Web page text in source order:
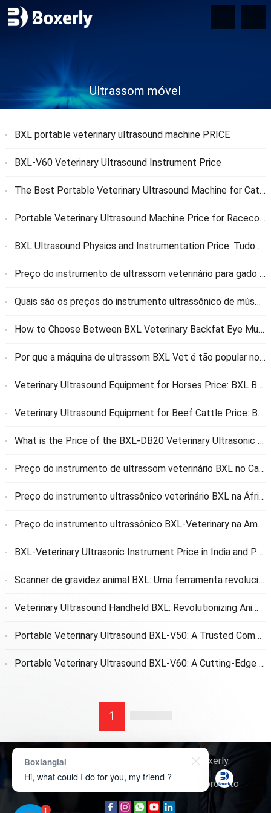
Ultrassom móvel
BXL portable veterinary ultrasound machine PRICE
BXL-V60 Veterinary Ultrasound Instrument Price
The Best Portable Veterinary Ultrasound Machine for Cattle BXL-V60
Portable Veterinary Ultrasound Machine Price for Racecourse
BXL Ultrasound Physics and Instrumentation Price: Tudo o que você precisa saber
Preço do instrumento de ultrassom veterinário para gado de corte BXL nos Estados Unidos: Guia Completo
Quais são os preços do instrumento ultrassônico de músculo ocular de gordura lombar veterinária BXL e instrumento veterinário de coleta de ovos vivos?
How to Choose Between BXL Veterinary Backfat Eye Muscle Ultrasonic Instrument and Veterinary Live Egg Collection Instrument
Por que a máquina de ultrassom BXL Vet é tão popular nos Estados Unidos?
Veterinary Ultrasound Equipment for Horses Price: BXL Brand
Veterinary Ultrasound Equipment for Beef Cattle Price: BXL Brand
What is the Price of the BXL-DB20 Veterinary Ultrasonic Instrument
Preço do instrumento de ultrassom veterinário BXL no Canadá
Preço do instrumento ultrassônico veterinário BXL na África
Preço do instrumento ultrassônico BXL-Veterinary na América do Sul e preço após o desembaraço aduaneiro para os clientes
BXL-Veterinary Ultrasonic Instrument Price in India and Price After Customs Clearance to Customers
Scanner de gravidez animal BXL: Uma ferramenta revolucionária para detecção precoce de gravidez
Veterinary Ultrasound Handheld BXL: Revolutionizing Animal Care
Portable Veterinary Ultrasound BXL-V50: A Trusted Companion for Animal Care
Portable Veterinary Ultrasound BXL-V60: A Cutting-Edge Solution for Animal Care
1
Direitos autorais © 2026 Tecnologia Boxerly.
Quem somos
Contate-nos Consulta de produto
1
Boxianglai
Hi, what could I do for you, my friend ?